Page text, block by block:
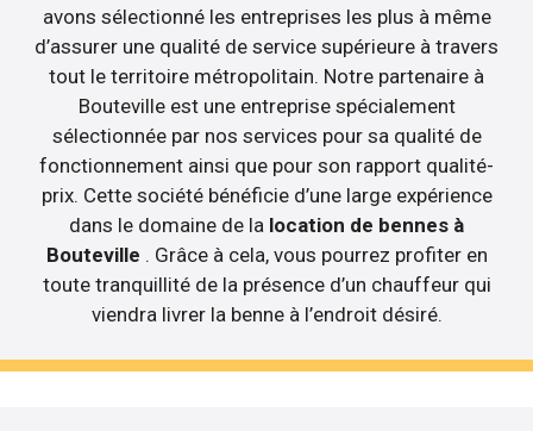
avons sélectionné les entreprises les plus à même
d’assurer une qualité de service supérieure à travers
tout le territoire métropolitain. Notre partenaire à
Bouteville est une entreprise spécialement
sélectionnée par nos services pour sa qualité de
fonctionnement ainsi que pour son rapport qualité-
prix. Cette société bénéficie d’une large expérience
dans le domaine de la location de bennes à
Bouteville . Grâce à cela, vous pourrez profiter en
toute tranquillité de la présence d’un chauffeur qui
viendra livrer la benne à l’endroit désiré.